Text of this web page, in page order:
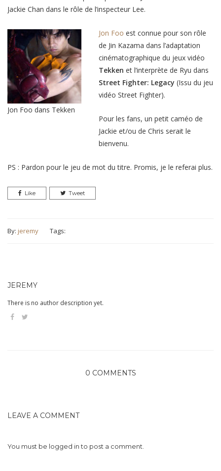
Jackie Chan dans le rôle de l’inspecteur Lee.
Jon Foo dans Tekken
Jon Foo est connue pour son rôle
de Jin Kazama dans l’adaptation
cinématographique du jeux vidéo
Tekken et l’interprète de Ryu dans
Street Fighter: Legacy (Issu du jeu
vidéo Street Fighter).
Pour les fans, un petit caméo de
Jackie et/ou de Chris serait le
bienvenu.
PS : Pardon pour le jeu de mot du titre. Promis, je le referai plus.
Like Tweet
By: jeremy Tags:
JEREMY
There is no author description yet.
0 COMMENTS
LEAVE A COMMENT
You must be logged into post a comment.